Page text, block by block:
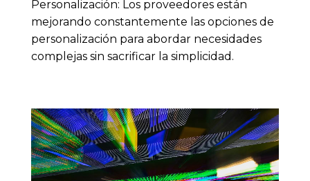
Personalización: Los proveedores están
mejorando constantemente las opciones de
personalización para abordar necesidades
complejas sin sacrificar la simplicidad.